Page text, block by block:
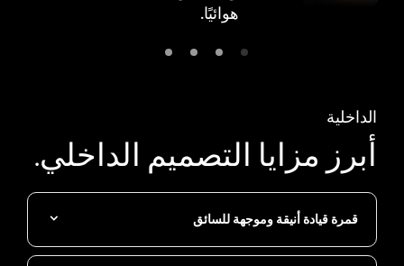
هوائيًا.
الداخلية
أبرز مزايا التصميم الداخلي.
قمرة قيادة أنيقة وموجهة للسائق